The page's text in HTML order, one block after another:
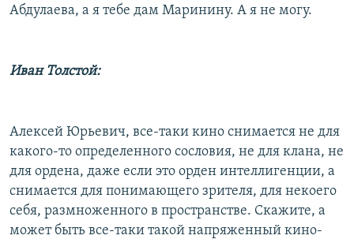
Абдулаева, а я тебе дам Маринину. А я не могу.
Иван Толстой:
Алексей Юрьевич, все-таки кино снимается не для
какого-то определенного сословия, не для клана, не
для ордена, даже если это орден интеллигенции, а
снимается для понимающего зрителя, для некоего
себя, размноженного в пространстве. Скажите, а
может быть все-таки такой напряженный кино-